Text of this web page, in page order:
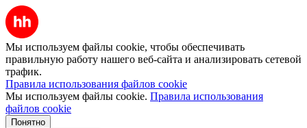
Мы используем файлы cookie, чтобы обеспечивать
правильную работу нашего веб-сайта и анализировать сетевой
трафик.
Правила использования файлов cookie
Мы используем файлы cookie. Правила использования
файлов cookie
Понятно